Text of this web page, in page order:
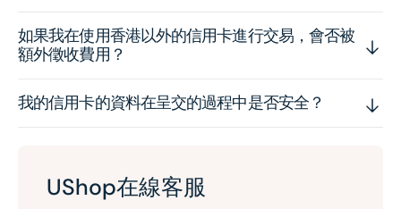
如果我在使用香港以外的信用卡進行交易，會否被
額外徵收費用？
我的信用卡的資料在呈交的過程中是否安全？
UShop在線客服